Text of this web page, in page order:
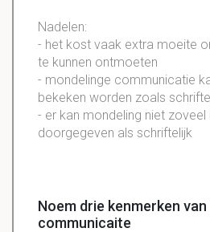
Nadelen:
- het kost vaak extra moeite
te kunnen ontmoeten
- mondelinge communicatie
bekeken worden zoals
- er kan mondeling niet
doorgegeven als schriftelijk
Noem drie kenmerken
communicaite